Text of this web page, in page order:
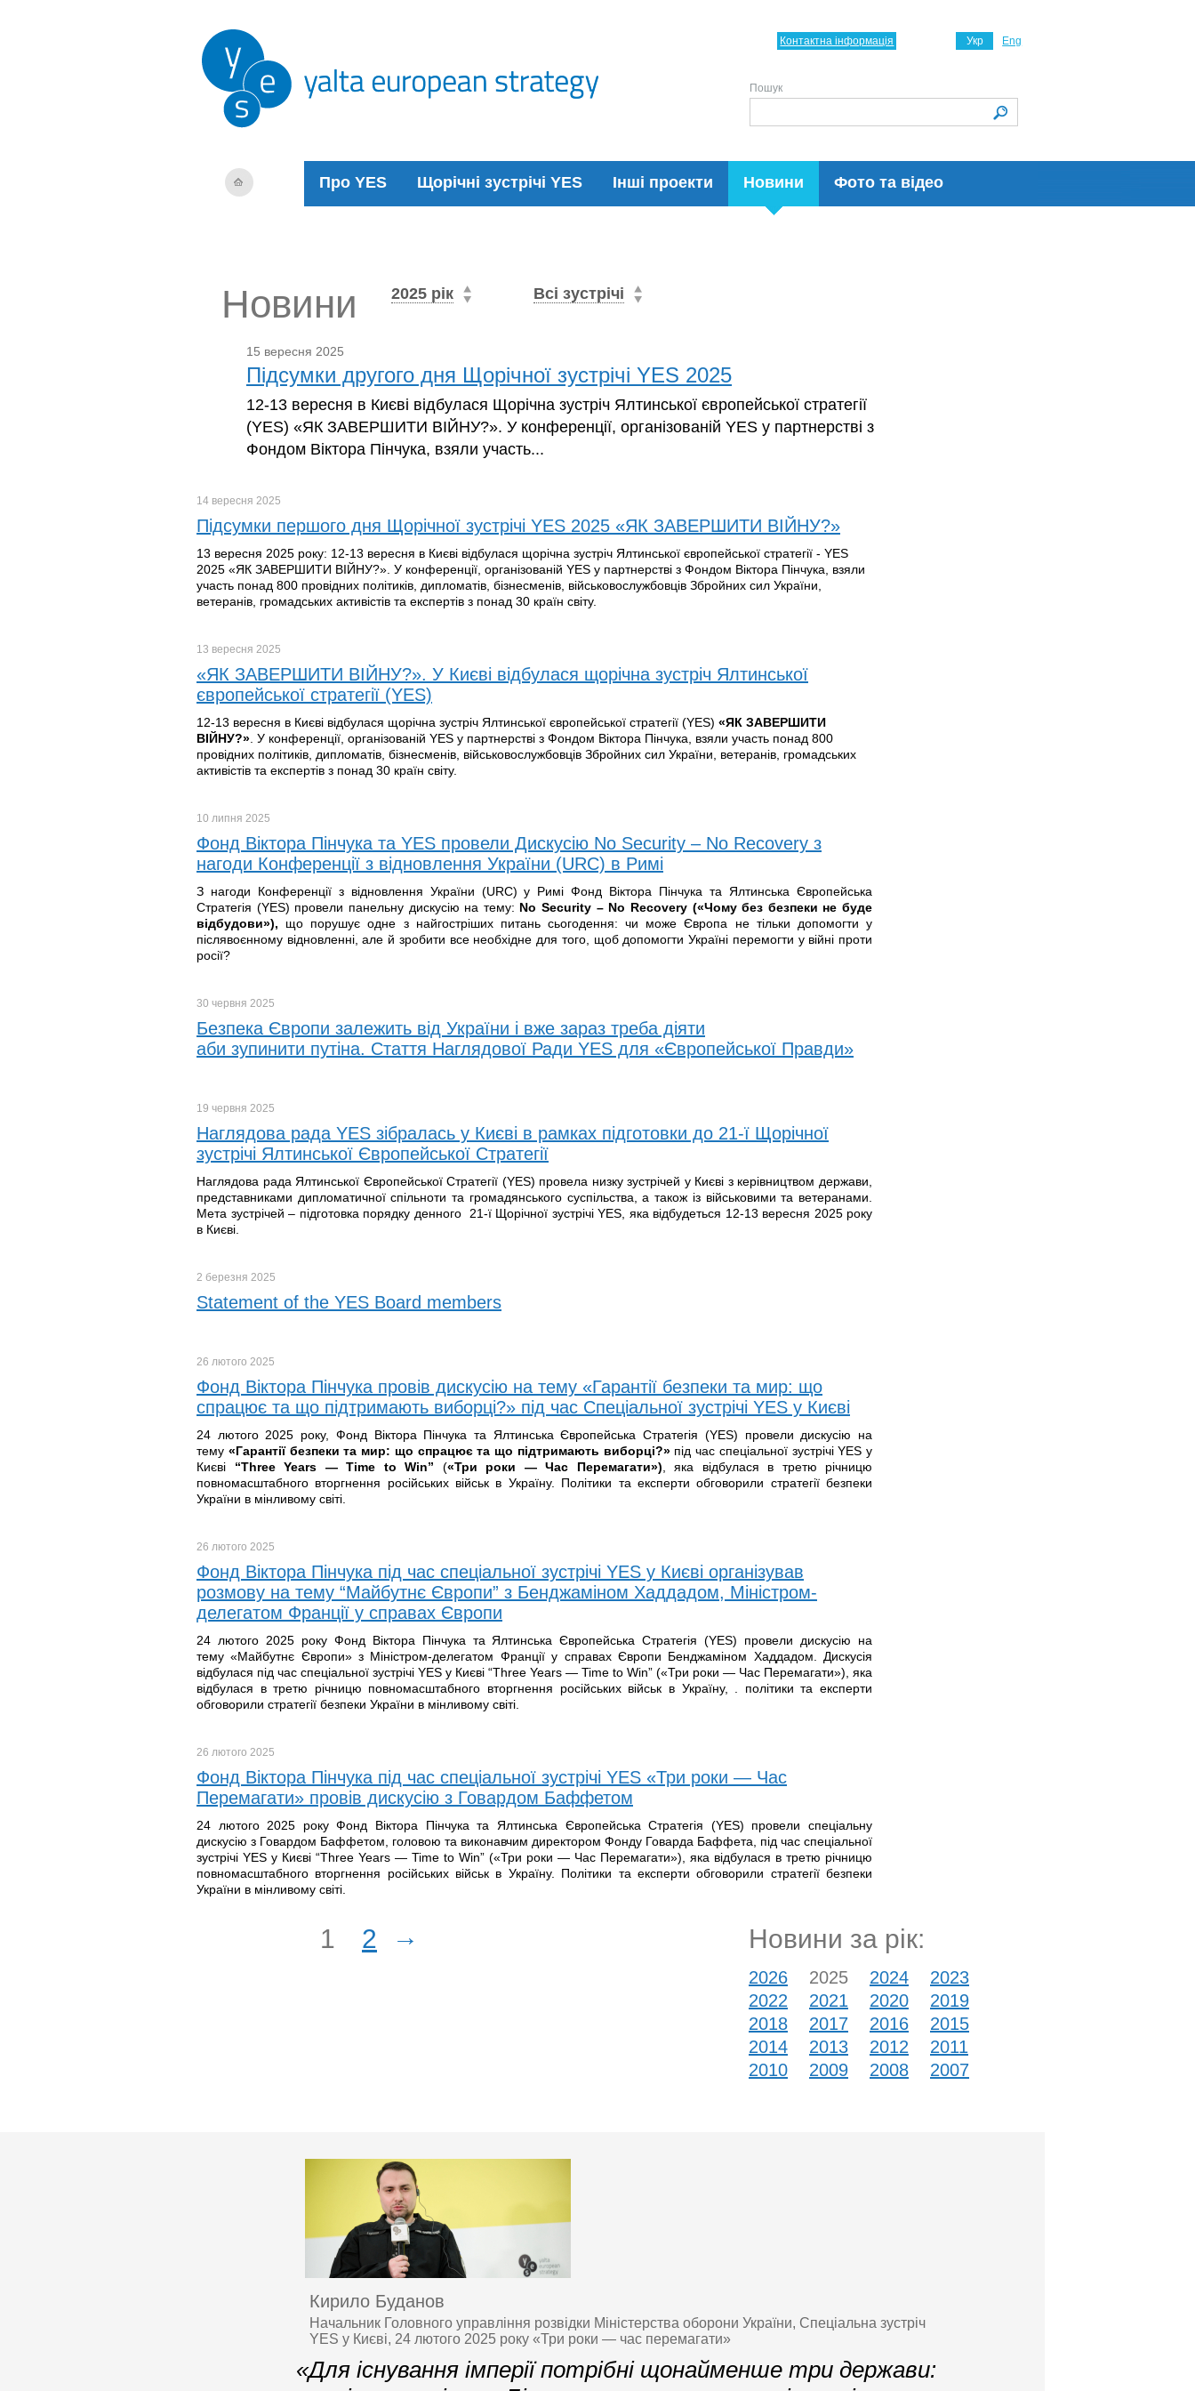
Про YES Щорічні зустрічі YES Інші проекти Новини Фото та відео
Укр Eng
Контактна інформація
Пошук
Новини 2025 рік Всі зустрічі
15 вересня 2025
Підсумки другого дня Щорічної зустрічі YES 2025
12-13 вересня в Києві відбулася Щорічна зустріч Ялтинської європейської стратегії
(YES) «ЯК ЗАВЕРШИТИ ВІЙНУ?». У конференції, організованій YES у партнерстві з
Фондом Віктора Пінчука, взяли участь...
14 вересня 2025
Підсумки першого дня Щорічної зустрічі YES 2025 «ЯК ЗАВЕРШИТИ ВІЙНУ?»
13 вересня 2025 року: 12-13 вересня в Києві відбулася щорічна зустріч Ялтинської європейської стратегії - YES
2025 «ЯК ЗАВЕРШИТИ ВІЙНУ?». У конференції, організованій YES у партнерстві з Фондом Віктора Пінчука, взяли
участь понад 800 провідних політиків, дипломатів, бізнесменів, військовослужбовців Збройних сил України,
ветеранів, громадських активістів та експертів з понад 30 країн світу.
13 вересня 2025
«ЯК ЗАВЕРШИТИ ВІЙНУ?». У Києві відбулася щорічна зустріч Ялтинської
європейської стратегії (YES)
12-13 вересня в Києві відбулася щорічна зустріч Ялтинської європейської стратегії (YES) «ЯК ЗАВЕРШИТИ
ВІЙНУ?» . У конференції, організованій YES у партнерстві з Фондом Віктора Пінчука, взяли участь понад 800
провідних політиків, дипломатів, бізнесменів, військовослужбовців Збройних сил України, ветеранів, громадських
активістів та експертів з понад 30 країн світу.
10 липня 2025
Фонд Віктора Пінчука та YES провели Дискусію No Security – No Recovery з
нагоди Конференції з відновлення України (URC) в Римі
З нагоди Конференції з відновлення України (URC) у Римі Фонд Віктора Пінчука та Ялтинська Європейська
Стратегія (YES) провели панельну дискусію на тему: No Security – No Recovery («Чому без безпеки не буде
відбудови»), що порушує одне з найгостріших питань сьогодення: чи може Європа не тільки допомогти у
післявоєнному відновленні, але й зробити все необхідне для того, щоб допомогти Україні перемогти у війні проти
росії?
30 червня 2025
Безпека Європи залежить від України і вже зараз треба діяти
аби зупинити путіна. Стаття Наглядової Ради YES для «Європейської Правди»
19 червня 2025
Наглядова рада YES зібралась у Києві в рамках підготовки до 21-ї Щорічної
зустрічі Ялтинської Європейської Стратегії
Наглядова рада Ялтинської Європейської Стратегії (YES) провела низку зустрічей у Києві з керівництвом держави,
представниками дипломатичної спільноти та громадянського суспільства, а також із військовими та ветеранами.
Мета зустрічей – підготовка порядку денного 21-ї Щорічної зустрічі YES, яка відбудеться 12-13 вересня 2025 року
в Києві.
2 березня 2025
Statement of the YES Board members
26 лютого 2025
Фонд Віктора Пінчука провів дискусію на тему «Гарантії безпеки та мир: що
спрацює та що підтримають виборці?» під час Спеціальної зустрічі YES у Києві
24 лютого 2025 року, Фонд Віктора Пінчука та Ялтинська Європейська Стратегія (YES) провели дискусію на
тему «Гарантії безпеки та мир: що спрацює та що підтримають виборці?»під час спеціальної зустрічі YES у
Києві “Three Years — Time to Win” («Три роки — Час Перемагати») , яка відбулася в третю річницю
повномасштабного вторгнення російських військ в Україну. Політики та експерти обговорили стратегії безпеки
України в мінливому світі.
26 лютого 2025
Фонд Віктора Пінчука під час спеціальної зустрічі YES у Києві організував
розмову на тему “Майбутнє Європи” з Бенджаміном Хаддадом, Міністром-
делегатом Франції у справах Європи
24 лютого 2025 року Фонд Віктора Пінчука та Ялтинська Європейська Стратегія (YES) провели дискусію на
тему «Майбутнє Європи» з Міністром-делегатом Франції у справах Європи Бенджаміном Хаддадом. Дискусія
відбулася під час спеціальної зустрічі YES у Києві “Three Years — Time to Win” («Три роки — Час Перемагати»), яка
відбулася в третю річницю повномасштабного вторгнення російських військ в Україну, . політики та експерти
обговорили стратегії безпеки України в мінливому світі.
26 лютого 2025
Фонд Віктора Пінчука під час спеціальної зустрічі YES «Три роки — Час
Перемагати» провів дискусію з Говардом Баффетом
24 лютого 2025 року Фонд Віктора Пінчука та Ялтинська Європейська Стратегія (YES) провели спеціальну
дискусію з Говардом Баффетом, головою та виконавчим директором Фонду Говарда Баффета, під час спеціальної
зустрічі YES у Києві “Three Years — Time to Win” («Три роки — Час Перемагати»), яка відбулася в третю річницю
повномасштабного вторгнення російських військ в Україну. Політики та експерти обговорили стратегії безпеки
України в мінливому світі.
1 2 → Новини за рік:
2026 2025 2024
2023
2022
2021 2020
2019
2018
2017 2016
2015
2014
2013 2012
2011
2010
2009 2008 2007
Кирило Буданов
Начальник Головного управління розвідки Міністерства оборони України, Спеціальна зустріч
YES у Києві, 24 лютого 2025 року «Три роки — час перемагати»
«Для існування імперії потрібні щонайменше три держави: